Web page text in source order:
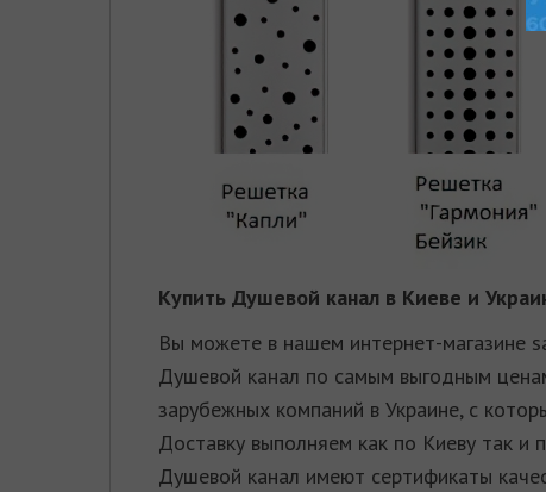
Купить Душевой канал в Киеве и
Вы можете в нашем интернет-магазине
Душевой канал по самым выгодным
зарубежных компаний в Украине, с
Доставку выполняем как по Киеву так и
Душевой канал имеют сертификаты